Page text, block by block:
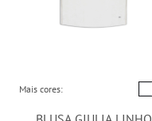
Mais cores: